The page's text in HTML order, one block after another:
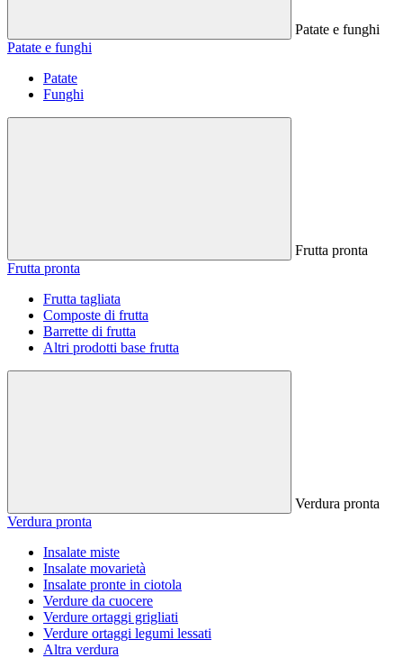
Patate e funghi
Patate e funghi
Patate
Funghi
Frutta pronta
Frutta pronta
Frutta tagliata
Composte di frutta
Barrette di frutta
Altri prodotti base frutta
Verdura pronta
Verdura pronta
Insalate miste
Insalate movarietà
Insalate pronte in ciotola
Verdure da cuocere
Verdure ortaggi grigliati
Verdure ortaggi legumi lessati
Altra verdura